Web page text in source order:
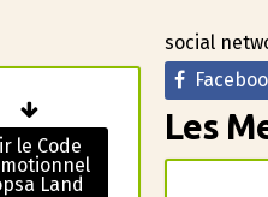
le Code
Land
social
Les